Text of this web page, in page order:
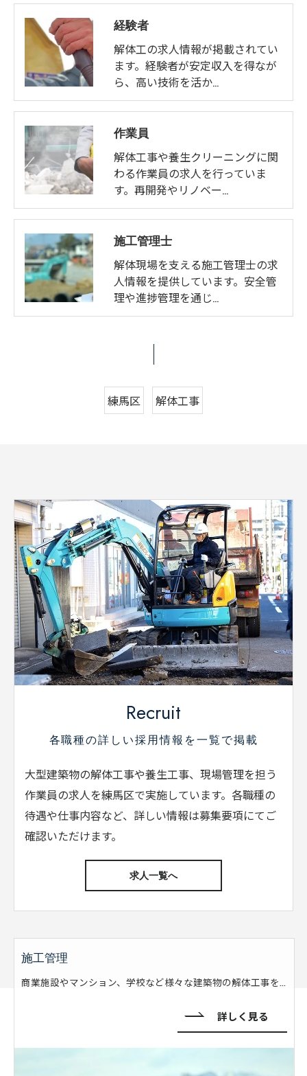
経験者
解体工の求人情報が掲載されてい
ます。経験者が安定収入を得なが
ら、高い技術を活か…
作業員
解体工事や養生クリーニングに関
わる作業員の求人を行っていま
す。再開発やリノベー…
施工管理士
解体現場を支える施工管理士の求
人情報を提供しています。安全管
理や進捗管理を通じ…
練馬区 解体工事
Recruit
各職種の詳しい採用情報を一覧で掲載
大型建築物の解体工事や養生工事、現場管理を担う
作業員の求人を練馬区で実施しています。各職種の
待遇や仕事内容など、詳しい情報は募集要項にてご
確認いただけます。
求人一覧へ
施工管理
商業施設やマンション、学校など様々な建築物の解体工事を手がけております。大手ゼネコン様と共に約20年間かけて培って技術と経験は、多くの方から厚い信頼を寄せていただき、豊富な実績を有しております。
詳しく見る
お気軽にお問い合わせください